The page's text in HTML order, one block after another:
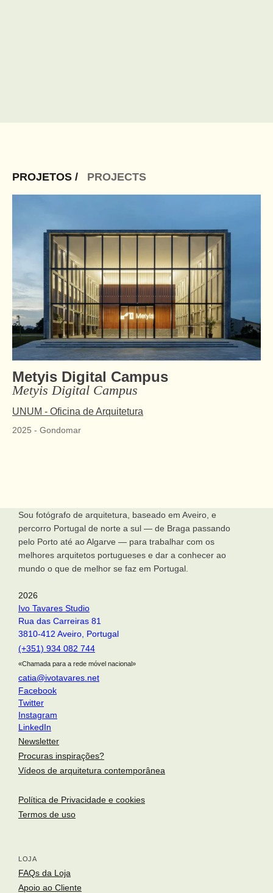
o fotógrafo
PROJETOS / PROJECTS
Metyis Digital Campus
Metyis Digital Campus
UNUM - Oficina de Arquitetura
2025 - Gondomar
Sou fotógrafo de arquitetura, baseado em Aveiro, e
percorro Portugal de norte a sul — de Braga passando
pelo Porto até ao Algarve — para trabalhar com os
melhores arquitetos portugueses e dar a conhecer ao
mundo o que de melhor se faz em Portugal.
2026
Ivo Tavares Studio
Rua das Carreiras 81
3810-412 Aveiro, Portugal
(+351) 934 082 744
«Chamada para a rede móvel nacional»
catia@ivotavares.net
Facebook
Twitter
Instagram
LinkedIn
Newsletter
Procuras inspirações?
Vídeos de arquitetura contemporânea
Política de Privacidade e cookies
Termos de uso
LOJA
FAQs da Loja
Apoio ao Cliente